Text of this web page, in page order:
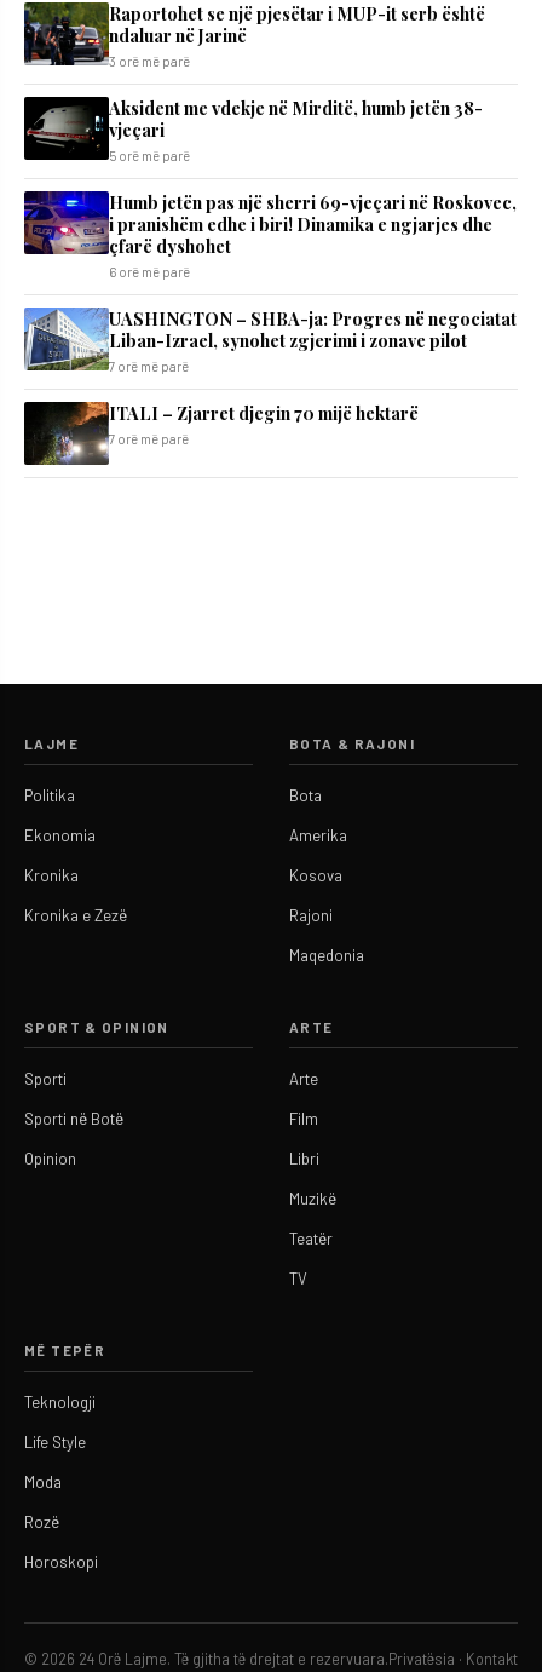
Raportohet se një pjesëtar i MUP-it serb është
ndaluar në Jarinë
3 orë më parë
Aksident me vdekje në Mirditë, humb jetën 38-
vjeçari
5 orë më parë
Humb jetën pas një sherri 69-vjeçari në Roskovec,
i pranishëm edhe i biri! Dinamika e ngjarjes dhe
çfarë dyshohet
6 orë më parë
UASHINGTON – SHBA-ja: Progres në negociatat
Liban-Izrael, synohet zgjerimi i zonave pilot
7 orë më parë
ITALI – Zjarret djegin 70 mijë hektarë
7 orë më parë
LAJME
Politika
Ekonomia
Kronika
Kronika e Zezë
BOTA & RAJONI
Bota
Amerika
Kosova
Rajoni
Maqedonia
SPORT & OPINION
Sporti
Sporti në Botë
Opinion
ARTE
Arte
Film
Libri
Muzikë
Teatër
TV
MË TEPËR
Teknologji
Life Style
Moda
Rozë
Horoskopi
© 2026 24 Orë Lajme. Të gjitha të drejtat e rezervuara. Privatësia · Kontakt